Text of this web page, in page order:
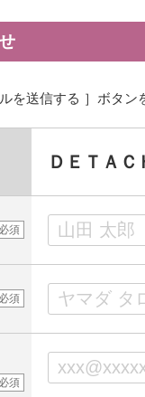
を送信する ］ボタン
ＤＥＴＡＣ
必須
必須
必須